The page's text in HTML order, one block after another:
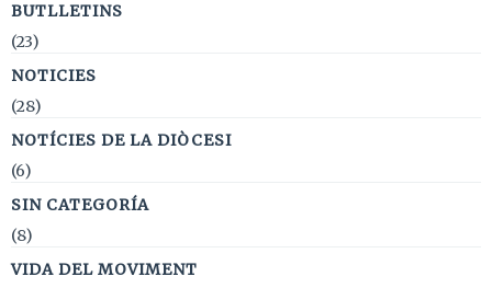
BUTLLETINS
(23)
NOTICIES
(28)
NOTÍCIES DE LA DIÒCESI
(6)
SIN CATEGORÍA
(8)
VIDA DEL MOVIMENT